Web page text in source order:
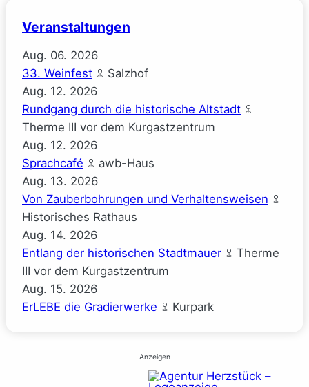
Veranstaltungen
Aug. 06. 2026
33. Weinfest
Salzhof
Aug. 12. 2026
Rundgang durch die historische Altstadt
Therme III vor dem Kurgastzentrum
Aug. 12. 2026
Sprachcafé
awb-Haus
Aug. 13. 2026
Von Zauberbohrungen und Verhaltensweisen
Historisches Rathaus
Aug. 14. 2026
Entlang der historischen Stadtmauer
Therme
III vor dem Kurgastzentrum
Aug. 15. 2026
ErLEBE die Gradierwerke
Kurpark
Anzeigen